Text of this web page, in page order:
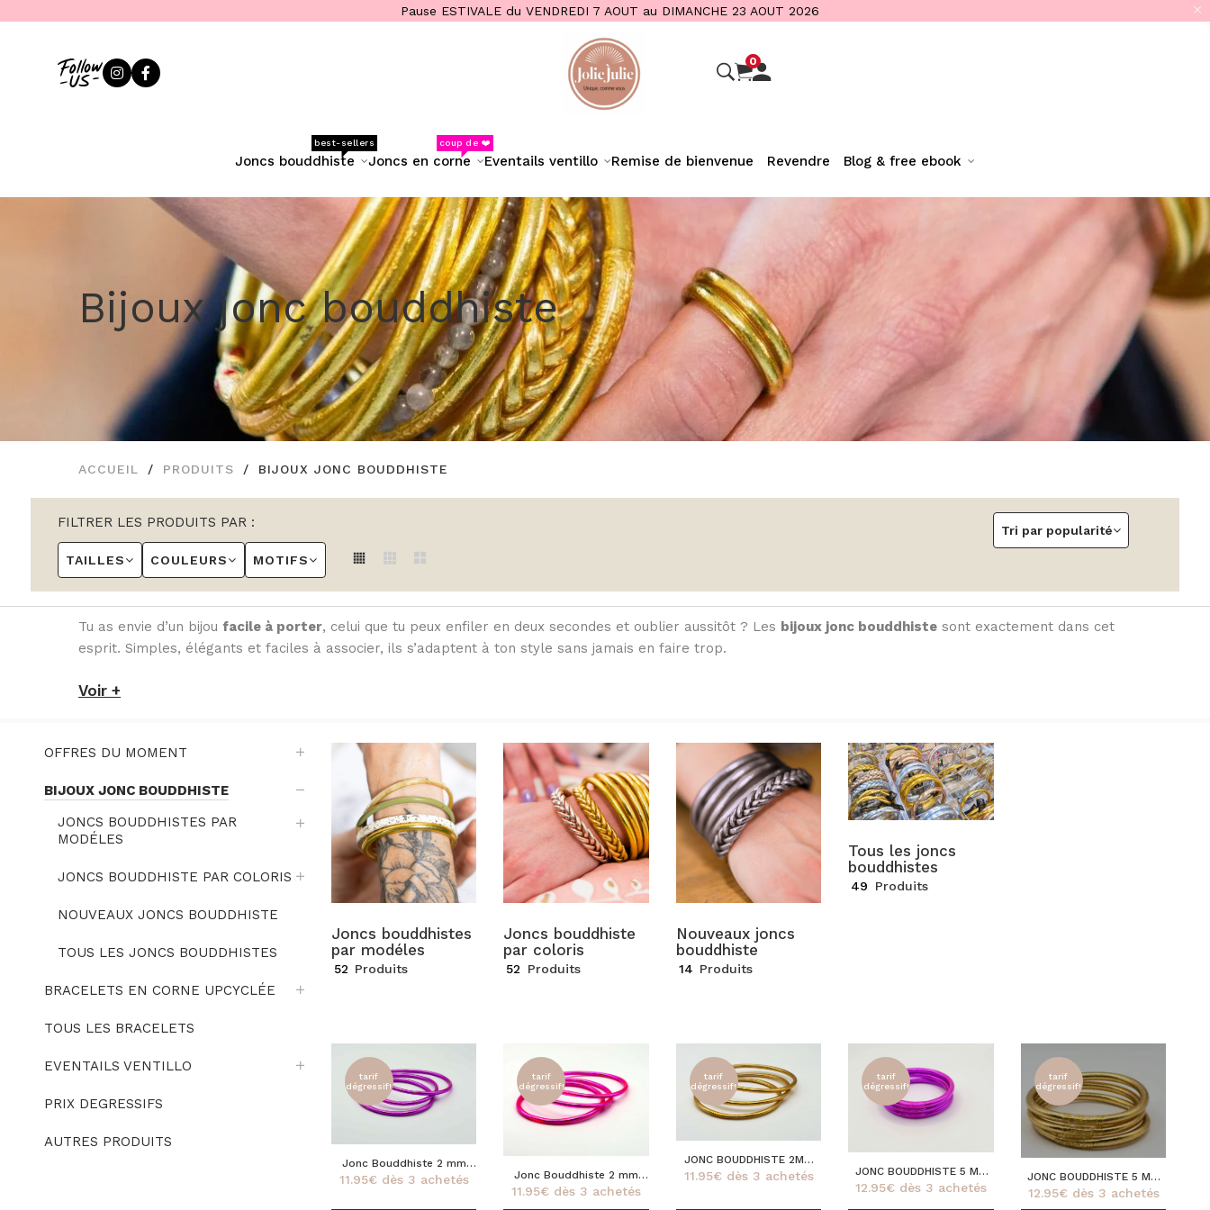
Pause ESTIVALE du VENDREDI 7 AOUT au DIMANCHE 23 AOUT 2026
0
joncs bouddhiste
best-sellers
joncs en corne
coup de ❤️
eventails ventillo remise de bienvenue revendre blog & free ebook
Bijoux jonc bouddhiste
ACCUEIL PRODUITS BIJOUX JONC BOUDDHISTE
FILTRER LES PRODUITS PAR :
TAILLES COULEURS MOTIFS
Tri par popularité
Tu as envie d’un bijou facile à porter, celui que tu peux enfiler en deux secondes et oublier aussitôt ? Les bijoux jonc bouddhiste sont exactement dans cet
esprit. Simples, élégants et faciles à associer, ils s’adaptent à ton style sans jamais en faire trop.
Voir +
Joncs bouddhistes
par modéles
52 Produits
Joncs bouddhiste
par coloris
52 Produits
Nouveaux joncs
bouddhiste
14 Produits
Tous les joncs
bouddhistes
49 Produits
tarif
dégressif!
Jonc Bouddhiste 2 mm
FUSHIA
11.95€ dès 3 achetés
produit
tarif
dégressif!
Jonc Bouddhiste 2 mm
PINK
11.95€ dès 3 achetés
produit
tarif
dégressif!
JONC BOUDDHISTE 2MM
LIGHT GOLD
11.95€ dès 3 achetés
produit
tarif
dégressif!
JONC BOUDDHISTE 5 MM
FUSHIA
12.95€ dès 3 achetés
produit
tarif
dégressif!
JONC BOUDDHISTE 5 MM
LIGHT GOLD
12.95€ dès 3 achetés
produit
a
OFFRES DU MOMENT
BIJOUX JONC BOUDDHISTE
JONCS BOUDDHISTES PAR
MODÉLES
JONCS BOUDDHISTE PAR COLORIS
NOUVEAUX JONCS BOUDDHISTE
TOUS LES JONCS BOUDDHISTES
BRACELETS EN CORNE UPCYCLÉE
TOUS LES BRACELETS
EVENTAILS VENTILLO
PRIX DEGRESSIFS
AUTRES PRODUITS